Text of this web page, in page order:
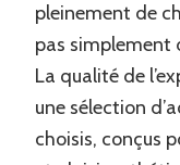
votre
de
lecture
pleinement de
pas simplement
La qualité de
une sélection
choisis, conçus